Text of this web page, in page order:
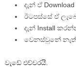
දැන් ඒ
ඊටපස්සේ ඒ
දැන් Install
වෙනස්වුනේ
වැඩේ එච්චරයි.